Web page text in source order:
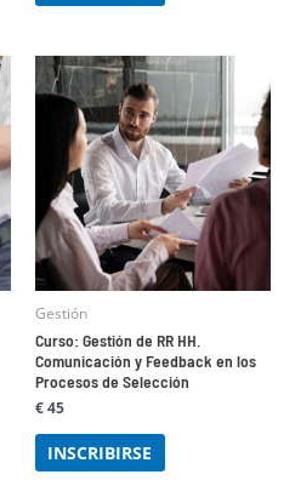
Gestión
Curso: Gestión de RR HH.
Comunicación y Feedback en los
Procesos de Selección
€45
INSCRIBIRSE